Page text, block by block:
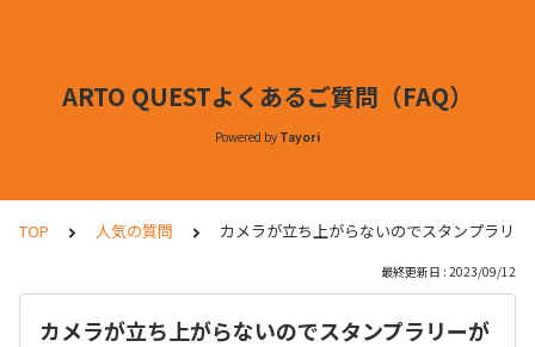
ARTO QUESTよくあるご質問（FAQ）
Powered by Tayori
TOP 人気の質問 カメラが立ち上がらないのでスタンプラリ
最終更新日 : 2023/09/12
カメラが立ち上がらないのでスタンプラリーが